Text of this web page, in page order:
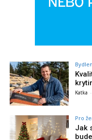
Katka -
Pro
Jak